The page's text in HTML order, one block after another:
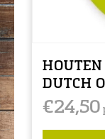
HOUTEN
DUTCH
€24,50